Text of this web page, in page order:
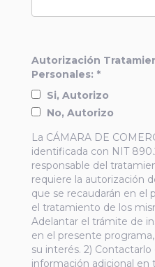
Autorización
Personales: *
Si, Autorizo
No, Autorizo
La CÁMARA DE
identificada con NIT
responsable del
requiere la autorización
que se recaudarán en el
el tratamiento de los
Adelantar el trámite de
en el presente
su interés. 2)
información adicional en